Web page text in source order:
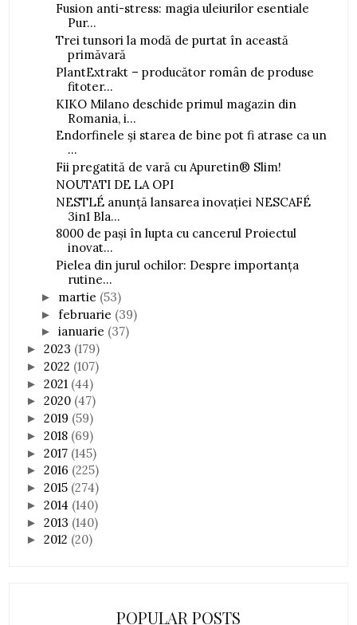
Fusion anti-stress: magia uleiurilor esentiale
Pur...
Trei tunsori la modă de purtat în această
primăvară
PlantExtrakt – producător român de produse
fitoter...
KIKO Milano deschide primul magazin din
Romania, i...
Endorfinele și starea de bine pot fi atrase ca un
...
Fii pregatită de vară cu Apuretin® Slim!
NOUTATI DE LA OPI
NESTLÉ anunță lansarea inovației NESCAFÉ
3in1 Bla...
8000 de pași în lupta cu cancerul Proiectul
inovat...
Pielea din jurul ochilor: Despre importanța
rutine...
► martie (53)
►februarie (39)
►ianuarie (37)
►2023 (179)
►2022 (107)
►2021 (44)
►2020 (47)
►2019 (59)
►2018 (69)
►2017 (145)
►2016 (225)
►2015 (274)
►2014 (140)
►2013 (140)
►2012 (20)
POPULAR POSTS